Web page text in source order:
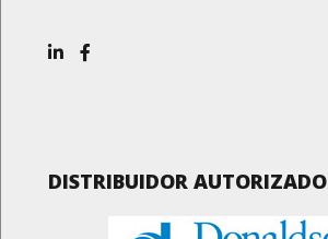
DISTRIBUIDOR AUTORIZADO